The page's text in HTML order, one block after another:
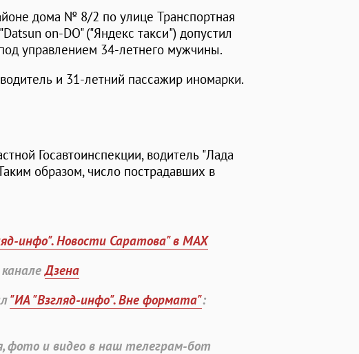
дома № 8/2 по улице Транспортная
on-DO" ("Яндекс такси") допустил
управлением 34-летнего мужчины.
и 31-летний пассажир иномарки.
Госавтоинспекции, водитель "Лада
образом, число пострадавших в
инфо". Новости Саратова" в MAX
Дзена
"ИА "Взгляд-инфо". Вне формата":
фото и видео в наш телеграм-бот